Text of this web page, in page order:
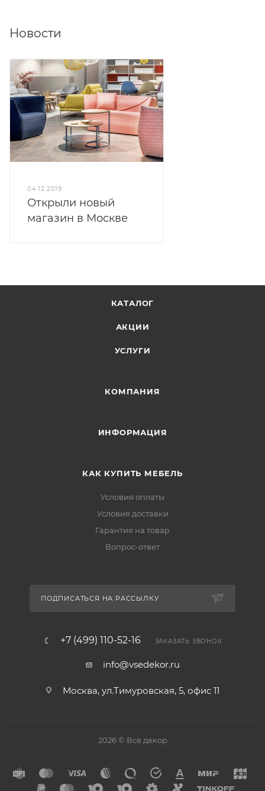
Новости
04.12.2019
Открыли новый
магазин в Москве
КАТАЛОГ
АКЦИИ
УСЛУГИ
КОМПАНИЯ
ИНФОРМАЦИЯ
КАК КУПИТЬ МЕБЕЛЬ
Условия оплаты
Условия доставки
Гарантия на товар
Вопрос-ответ
ПОДПИСАТЬСЯ НА РАССЫЛКУ
+7 (499) 110-52-16 ЗАКАЗАТЬ ЗВОНОК
info@vsedekor.ru
Москва, ул.Тимуровская, 5, офис 11
2026 © Все декор